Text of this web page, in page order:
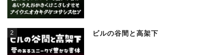
2 ビルの谷間と高架下